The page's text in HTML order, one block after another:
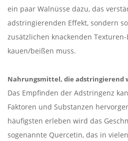
ein paar Walnüsse dazu, das
adstringierenden Effekt, sondern
zusätzlichen knackenden
kauen/beißen muss.
Nahrungsmittel, die adstringierend
Das Empfinden der Adstringenz
Faktoren und Substanzen
häufigsten erleben wird das
sogenannte Quercetin, das in